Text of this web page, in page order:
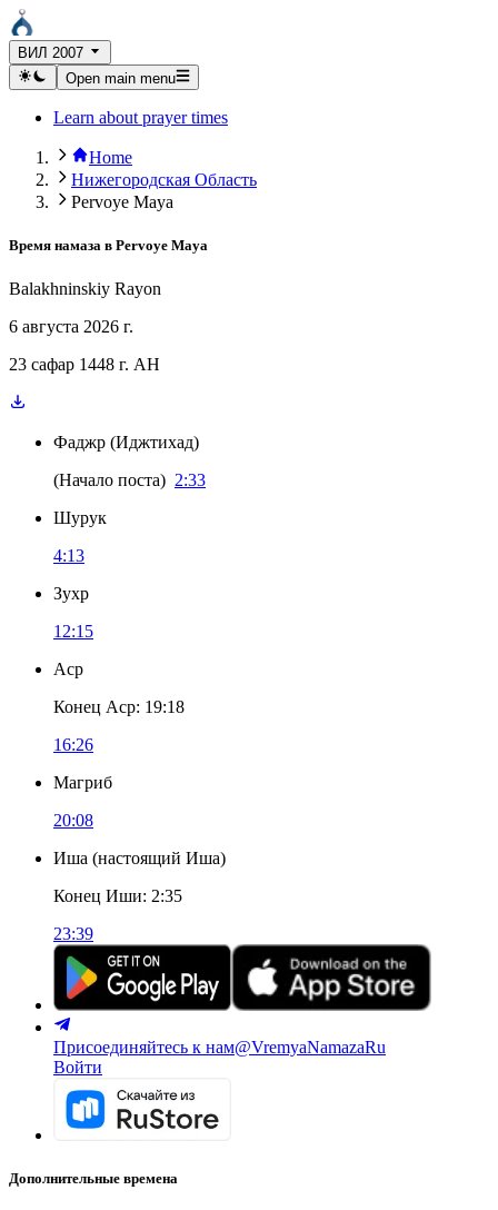
ВИЛ 2007
Open main menu
Learn about prayer times
Home
Нижегородская Область
Pervoye Maya
Время намаза в Pervoye Maya
Balakhninskiy Rayon
6 августа 2026 г.
23 сафар 1448 г. AH
Фаджр (Иджтихад)
(Начало поста) 2:33
Шурук
4:13
Зухр
12:15
Аср
Конец Аср: 19:18
16:26
Магриб
20:08
Иша (настоящий Иша)
Конец Иши: 2:35
23:39
Присоединяйтесь к нам@VremyaNamazaRu
Войти
Дополнительные времена